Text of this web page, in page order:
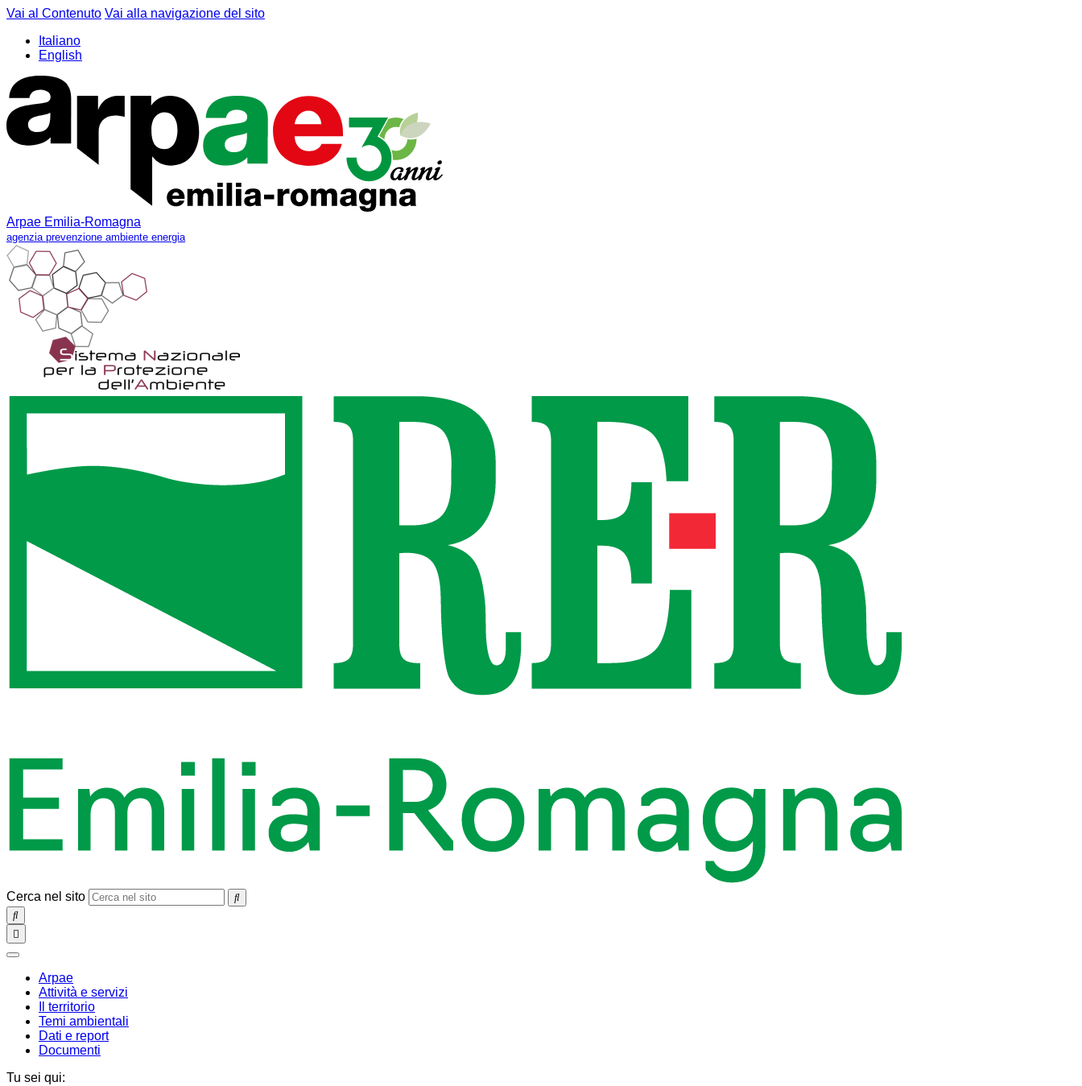
Vai al Contenuto Vai alla navigazione del sito
Italiano
English
Arpae Emilia-Romagna
agenzia prevenzione ambiente energia
Cerca nel sito
SEARCH
Toggle
navigation
chiudi
Arpae
Attività e servizi
Il territorio
Temi ambientali
Dati e report
Documenti
Tu sei qui: